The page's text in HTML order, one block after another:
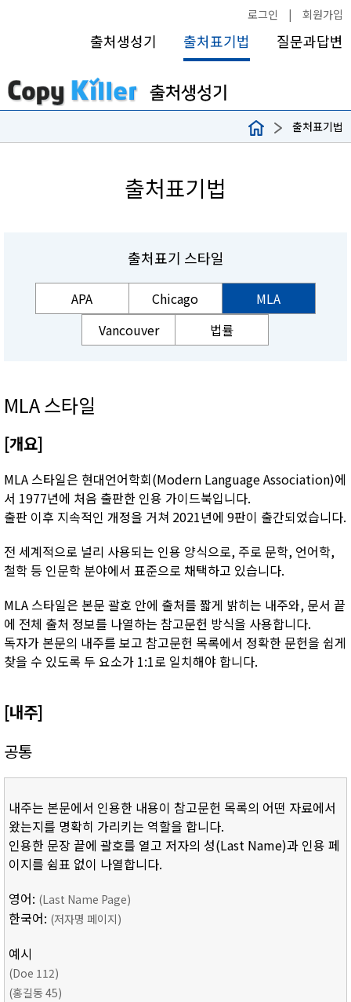
로그인 | 회원가입
출처생성기 출처표기법 질문과답변
출처표기법
출처표기법
출처표기 스타일
APA Chicago
MLA
Vancouver
법률
MLA 스타일
[개요]
MLA 스타일은 현대언어학회(Modern Language Association)에
서 1977년에 처음 출판한 인용 가이드북입니다.
출판 이후 지속적인 개정을 거쳐 2021년에 9판이 출간되었습니다.
전 세계적으로 널리 사용되는 인용 양식으로, 주로 문학, 언어학,
철학 등 인문학 분야에서 표준으로 채택하고 있습니다.
MLA 스타일은 본문 괄호 안에 출처를 짧게 밝히는 내주와, 문서 끝
에 전체 출처 정보를 나열하는 참고문헌 방식을 사용합니다.
독자가 본문의 내주를 보고 참고문헌 목록에서 정확한 문헌을 쉽게
찾을 수 있도록 두 요소가 1:1로 일치해야 합니다.
[내주]
공통
내주는 본문에서 인용한 내용이 참고문헌 목록의 어떤 자료에서
왔는지를 명확히 가리키는 역할을 합니다.
인용한 문장 끝에 괄호를 열고 저자의 성(Last Name)과 인용 페
이지를 쉼표 없이 나열합니다.
영어: (Last Name Page)
한국어: (저자명 페이지)
예시
(Doe 112)
(홍길동 45)